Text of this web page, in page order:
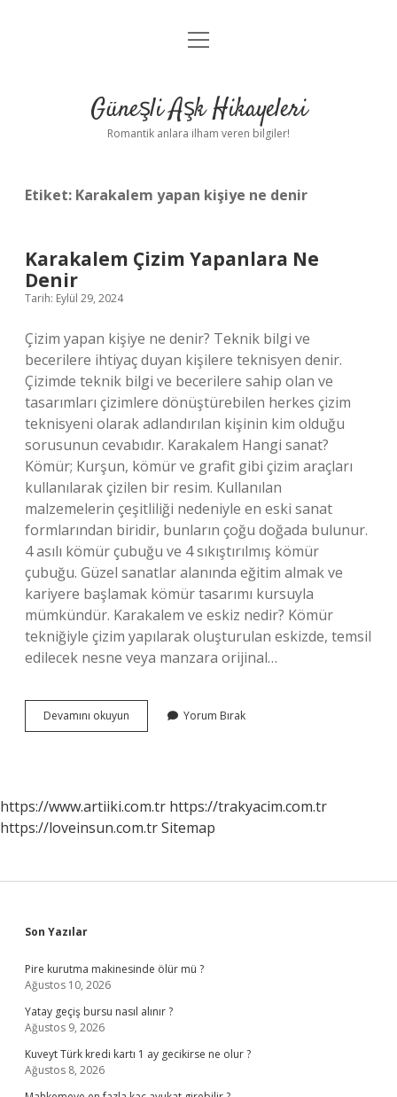
Anasayfa
Yasal Uyarı
menüyü
Güneşli Aşk Hikayeleri
Romantik anlara ilham veren bilgiler!
Etiket: Karakalem yapan kişiye ne denir
Karakalem Çizim Yapanlara Ne
Denir
Tarih: Eylül 29, 2024
Çizim yapan kişiye ne denir? Teknik bilgi ve
becerilere ihtiyaç duyan kişilere teknisyen denir.
Çizimde teknik bilgi ve becerilere sahip olan ve
tasarımları çizimlere dönüştürebilen herkes çizim
teknisyeni olarak adlandırılan kişinin kim olduğu
sorusunun cevabıdır. Karakalem Hangi sanat?
Kömür; Kurşun, kömür ve grafit gibi çizim araçları
kullanılarak çizilen bir resim. Kullanılan
malzemelerin çeşitliliği nedeniyle en eski sanat
formlarından biridir, bunların çoğu doğada bulunur.
4 asılı kömür çubuğu ve 4 sıkıştırılmış kömür
çubuğu. Güzel sanatlar alanında eğitim almak ve
kariyere başlamak kömür tasarımı kursuyla
mümkündür. Karakalem ve eskiz nedir? Kömür
tekniğiyle çizim yapılarak oluşturulan eskizde, temsil
edilecek nesne veya manzara orijinal…
Devamını okuyun Karakalem
Çizim
Yorum Bırak
https://www.artiiki.com.tr https://trakyacim.com.tr
https://loveinsun.com.trSitemap
Sidebar
Son Yazılar
Pire kurutma makinesinde ölür mü ?
Ağustos 10, 2026
Yatay geçiş bursu nasıl alınır ?
Ağustos 9, 2026
Kuveyt Türk kredi kartı 1 ay gecikirse ne olur ?
Ağustos 8, 2026